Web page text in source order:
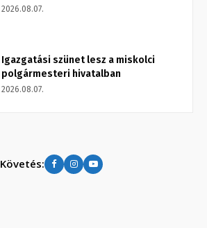
2026.08.07.
Igazgatási szünet lesz a miskolci
polgármesteri hivatalban
2026.08.07.
Követés: